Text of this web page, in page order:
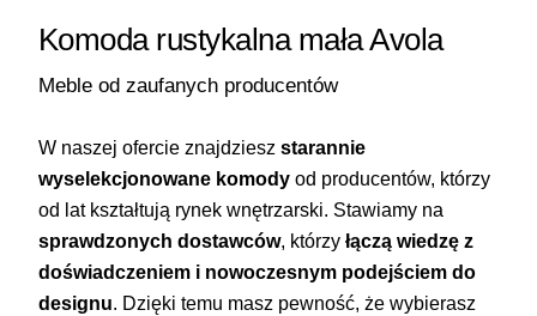
Komoda rustykalna mała Avola
Meble od zaufanych producentów
W naszej ofercie znajdziesz starannie
wyselekcjonowane komody od producentów, którzy
od lat kształtują rynek wnętrzarski. Stawiamy na
sprawdzonych dostawców, którzy łączą wiedzę z
doświadczeniem i nowoczesnym podejściem do
designu. Dzięki temu masz pewność, że wybierasz